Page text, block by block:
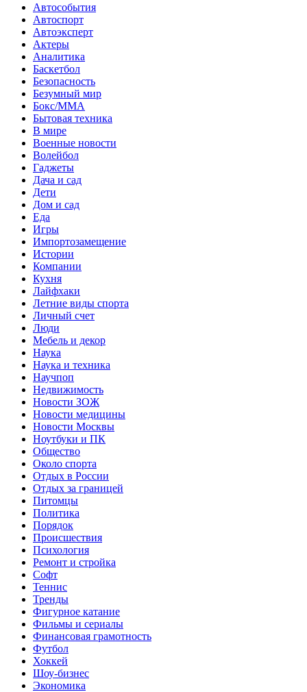
Автособытия
Автоспорт
Автоэксперт
Актеры
Аналитика
Баскетбол
Безопасность
Безумный мир
Бокс/MMA
Бытовая техника
В мире
Военные новости
Волейбол
Гаджеты
Дача и сад
Дети
Дом и сад
Еда
Игры
Импортозамещение
Истории
Компании
Кухня
Лайфхаки
Летние виды спорта
Личный счет
Люди
Мебель и декор
Наука
Наука и техника
Научпоп
Недвижимость
Новости ЗОЖ
Новости медицины
Новости Москвы
Ноутбуки и ПК
Общество
Около спорта
Отдых в России
Отдых за границей
Питомцы
Политика
Порядок
Происшествия
Психология
Ремонт и стройка
Софт
Теннис
Тренды
Фигурное катание
Фильмы и сериалы
Финансовая грамотность
Футбол
Хоккей
Шоу-бизнес
Экономика